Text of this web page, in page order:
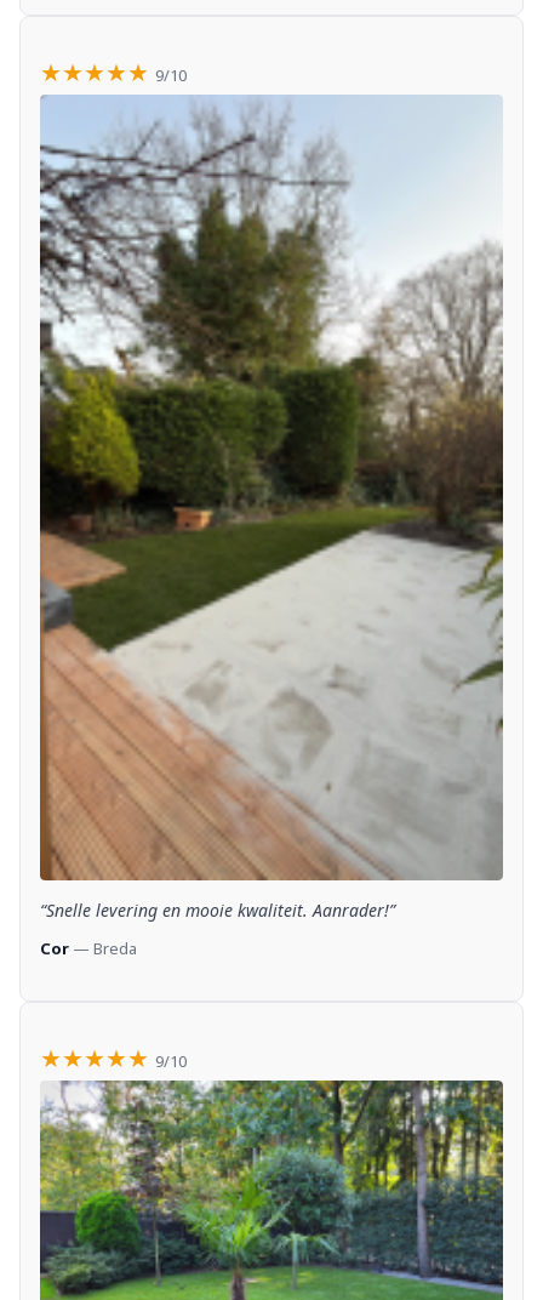
★★★★★ 9/10
“Snelle levering en mooie kwaliteit. Aanrader!”
Cor — Breda
★★★★★ 9/10